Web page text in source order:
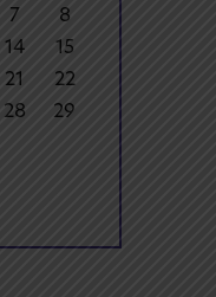
7
8
14
15
21
22
28
29